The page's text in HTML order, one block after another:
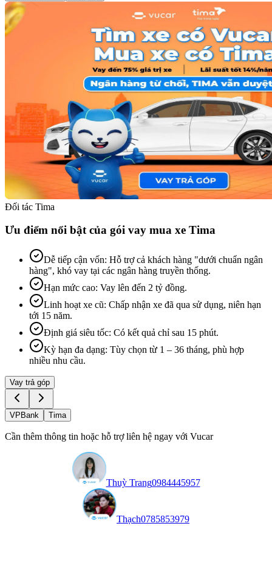
Đối tác Tima
Ưu điểm nổi bật của gói vay mua xe Tima
Dễ tiếp cận vốn: Hỗ trợ cả khách hàng "dưới chuẩn ngân
hàng", khó vay tại các ngân hàng truyền thống.
Hạn mức cao: Vay lên đến 2 tỷ đồng.
Linh hoạt xe cũ: Chấp nhận xe đã qua sử dụng, niên hạn
tới 15 năm.
Định giá siêu tốc: Có kết quả chỉ sau 15 phút.
Kỳ hạn đa dạng: Tùy chọn từ 1 – 36 tháng, phù hợp
nhiều nhu cầu.
Vay trả góp
VPBank Tima
Cần thêm thông tin hoặc hỗ trợ liên hệ ngay với Vucar
Thuỳ Trang0984445957
Thạch0785853979